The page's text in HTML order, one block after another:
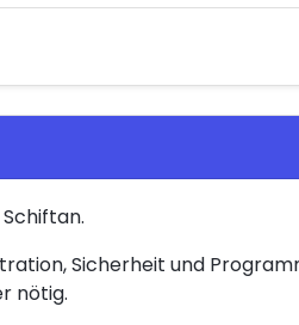
Sicherheit und
nötig.